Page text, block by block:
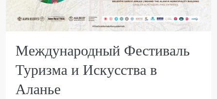
Международный Фестиваль
Туризма и Искусства в
Аланье